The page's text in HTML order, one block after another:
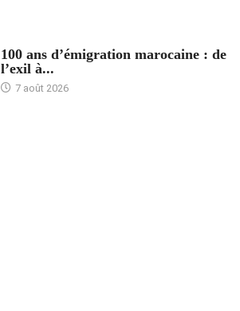
100 ans d’émigration marocaine : de
l’exil à...
7 août 2026